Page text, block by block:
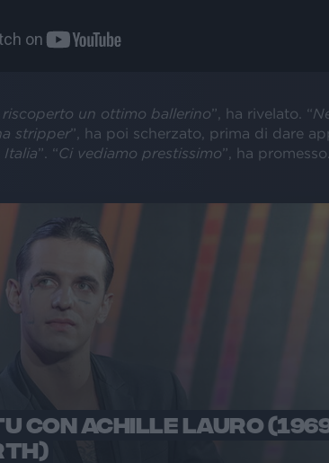
riscoperto un ottimo ballerino”, ha rivelato. “
stripper”, ha poi scherzato, prima di dare
Italia”. “Ci vediamo prestissimo”, ha promesso.
CON ACHILLE LAURO